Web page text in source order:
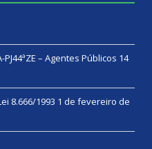
– Agentes Públicos 14
8.666/1993 1 de fevereiro de